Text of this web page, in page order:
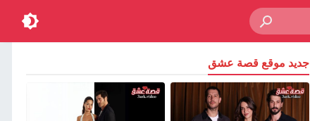
جديد موقع قصة عشق